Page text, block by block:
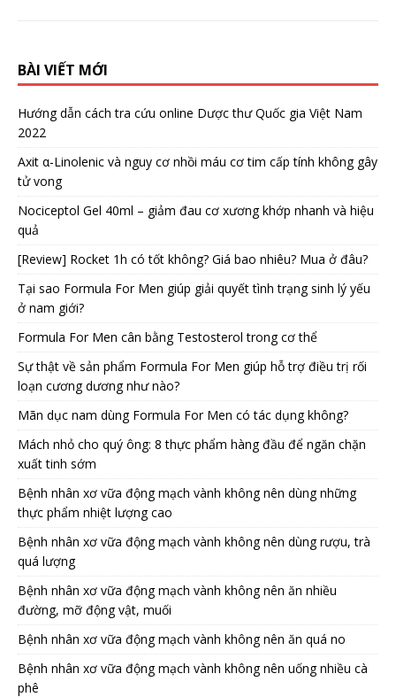
BÀI VIẾT MỚI
Hướng dẫn cách tra cứu online Dược thư Quốc gia Việt Nam
2022
Axit α-Linolenic và nguy cơ nhồi máu cơ tim cấp tính không gây
tử vong
Nociceptol Gel 40ml – giảm đau cơ xương khớp nhanh và hiệu
quả
[Review] Rocket 1h có tốt không? Giá bao nhiêu? Mua ở đâu?
Tại sao Formula For Men giúp giải quyết tình trạng sinh lý yếu
ở nam giới?
Formula For Men cân bằng Testosterol trong cơ thể
Sự thật về sản phẩm Formula For Men giúp hỗ trợ điều trị rối
loạn cương dương như nào?
Mãn dục nam dùng Formula For Men có tác dụng không?
Mách nhỏ cho quý ông: 8 thực phẩm hàng đầu để ngăn chặn
xuất tinh sớm
Bệnh nhân xơ vữa động mạch vành không nên dùng những
thực phẩm nhiệt lượng cao
Bệnh nhân xơ vữa động mạch vành không nên dùng rượu, trà
quá lượng
Bệnh nhân xơ vữa động mạch vành không nên ăn nhiều
đường, mỡ động vật, muối
Bệnh nhân xơ vữa động mạch vành không nên ăn quá no
Bệnh nhân xơ vữa động mạch vành không nên uống nhiều cà
phê